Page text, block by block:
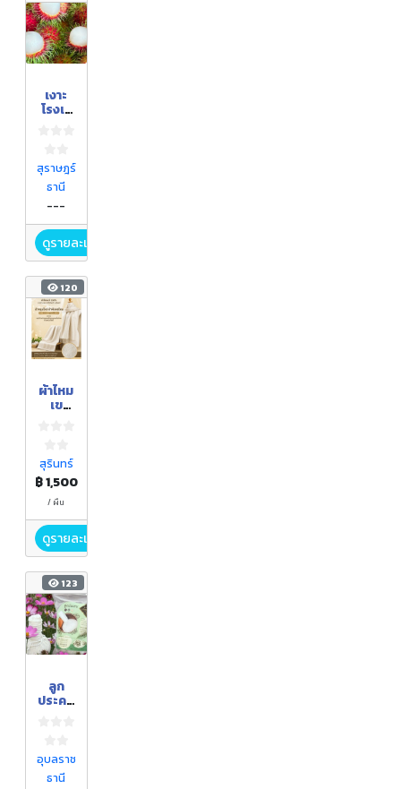
เงาะ
โรงเรี
สุราษฎร์
ธานี
---
ดูรายละเอียด
120
ผ้าไหม
เข
สุรินทร์
฿ 1,500
/ ผืน
ดูรายละเอียด
123
ลูก
ประคบ
อุบลราช
ธานี